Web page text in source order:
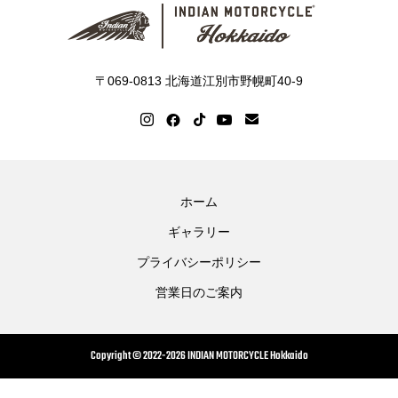
〒069-0813 北海道江別市野幌町40-9
ホーム
ギャラリー
プライバシーポリシー
営業日のご案内
Copyright © 2022-2026 INDIAN MOTORCYCLE Hokkaido